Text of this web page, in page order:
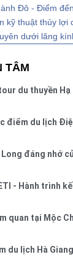
đến thú vị nhất ở Tứ
thủy lợi cổ đại
dưới lăng kính
TÂM
du thuyền
điểm du lịch
đáng nhớ
- Hành trình
quan tại Mộc
du lịch Hà